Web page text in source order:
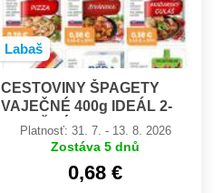
Labaš
CESTOVINY ŠPAGETY
VAJEČNÉ 400g IDEÁL 2-
VAJEČNÉ
Platnosť: 31. 7. - 13. 8. 2026
Zostáva 5 dnů
0,68 €